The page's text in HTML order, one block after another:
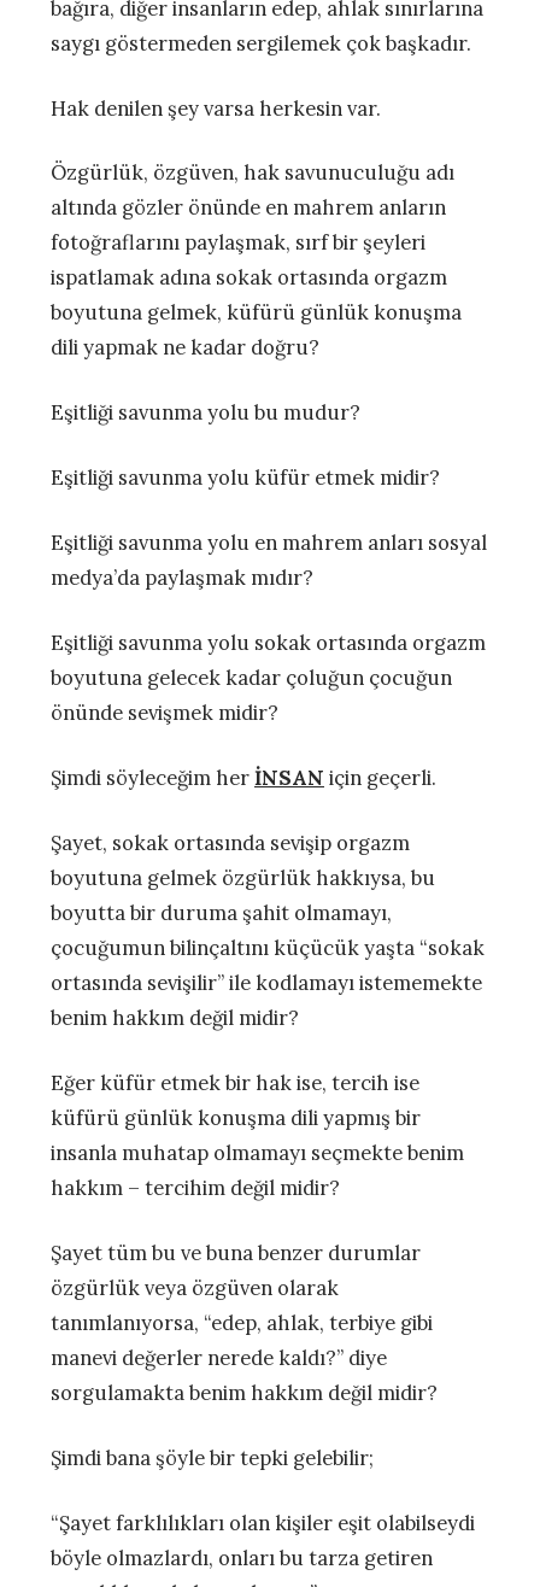
bağıra, diğer insanların edep, ahlak sınırlarına
saygı göstermeden sergilemek çok başkadır.
Hak denilen şey varsa herkesin var.
Özgürlük, özgüven, hak savunuculuğu adı
altında gözler önünde en mahrem anların
fotoğraflarını paylaşmak, sırf bir şeyleri
ispatlamak adına sokak ortasında orgazm
boyutuna gelmek, küfürü günlük konuşma
dili yapmak ne kadar doğru?
Eşitliği savunma yolu bu mudur?
Eşitliği savunma yolu küfür etmek midir?
Eşitliği savunma yolu en mahrem anları sosyal
medya’da paylaşmak mıdır?
Eşitliği savunma yolu sokak ortasında orgazm
boyutuna gelecek kadar çoluğun çocuğun
önünde sevişmek midir?
Şimdi söyleceğim herİNSAN için geçerli.
Şayet, sokak ortasında sevişip orgazm
boyutuna gelmek özgürlük hakkıysa, bu
boyutta bir duruma şahit olmamayı,
çocuğumun bilinçaltını küçücük yaşta “sokak
ortasında sevişilir” ile kodlamayı istememekte
benim hakkım değil midir?
Eğer küfür etmek bir hak ise, tercih ise
küfürü günlük konuşma dili yapmış bir
insanla muhatap olmamayı seçmekte benim
hakkım – tercihim değil midir?
Şayet tüm bu ve buna benzer durumlar
özgürlük veya özgüven olarak
tanımlanıyorsa, “edep, ahlak, terbiye gibi
manevi değerler nerede kaldı?” diye
sorgulamakta benim hakkım değil midir?
Şimdi bana şöyle bir tepki gelebilir;
“Şayet farklılıkları olan kişiler eşit olabilseydi
böyle olmazlardı, onları bu tarza getiren